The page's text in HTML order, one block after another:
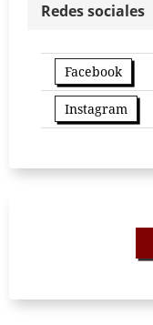
Redes sociales
Facebook
Instagram